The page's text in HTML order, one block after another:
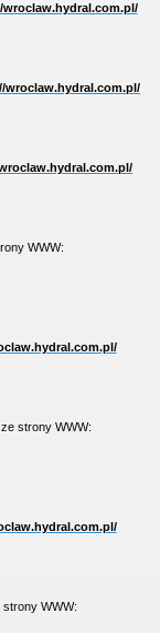
wroclaw.hydral.com.pl/
WWW:
strony WWW:
strony WWW: